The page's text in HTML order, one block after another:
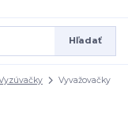
Hľadať
Vyvažovačky